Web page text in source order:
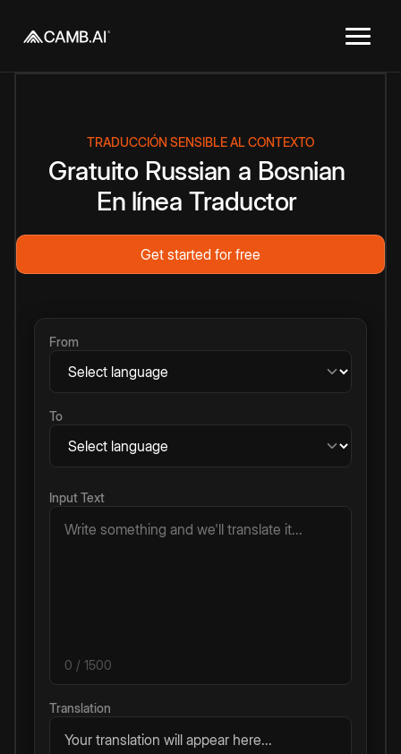
TRADUCCIÓN SENSIBLE AL CONTEXTO
Gratuito Russian a Bosnian
En línea Traductor
Get started for free
From
To
Input Text
0 / 1500
Translation
Your translation will appear here...